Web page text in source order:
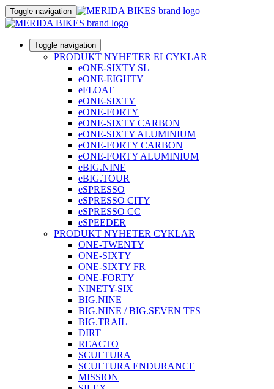
Toggle navigation
Toggle navigation
PRODUKT NYHETER ELCYKLAR
eONE-SIXTY SL
eONE-EIGHTY
eFLOAT
eONE-SIXTY
eONE-FORTY
eONE-SIXTY CARBON
eONE-SIXTY ALUMINIUM
eONE-FORTY CARBON
eONE-FORTY ALUMINIUM
eBIG.NINE
eBIG.TOUR
eSPRESSO
eSPRESSO CITY
eSPRESSO CC
eSPEEDER
PRODUKT NYHETER CYKLAR
ONE-TWENTY
ONE-SIXTY
ONE-SIXTY FR
ONE-FORTY
NINETY-SIX
BIG.NINE
BIG.NINE / BIG.SEVEN TFS
BIG.TRAIL
DIRT
REACTO
SCULTURA
SCULTURA ENDURANCE
MISSION